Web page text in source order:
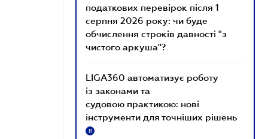
податкових перевірок після 1
серпня 2026 року: чи буде
обчислення строків давності "з
чистого аркуша"?
LIGA360 автоматизує роботу
із законами та
судовою практикою: нові
інструменти для точніших рішень
R